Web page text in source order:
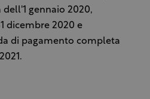
gennaio 2020,
dicembre 2020 e
di pagamento completa